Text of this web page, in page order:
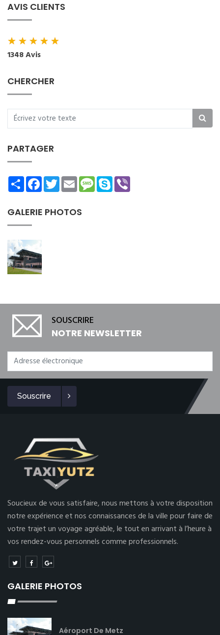
AVIS CLIENTS
★★★★★
1348 Avis
CHERCHER
PARTAGER
ShareFacebookTwitterEmailMessage
Skype
GALERIE PHOTOS
SOUSCRIRE
NOTRE NEWSLETTER
Souscrire
Soucieux de vous satisfaire, nous mettons à votre disposition
notre expérience et nos connaissances de la ville pour faire de
votre trajet un voyage agréable, le tout en arrivant à l’heure à
vos rendez-vous personnels comme professionnels.
GALERIE PHOTOS
Aéroport De Metz